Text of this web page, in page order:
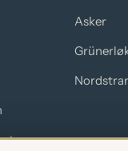
→
Asker